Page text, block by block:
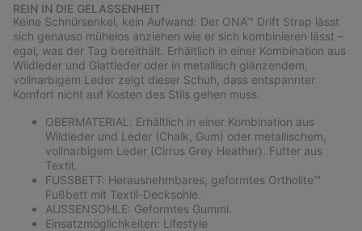
section
REIN IN DIE GELASSENHEIT
Keine Schnürsenkel, kein Aufwand: Der ONA™ Drift Strap lässt
sich genauso mühelos anziehen wie er sich kombinieren lässt –
egal, was der Tag bereithält. Erhältlich in einer Kombination aus
Wildleder und Glattleder oder in metallisch glänzendem,
vollnarbigem Leder zeigt dieser Schuh, dass entspannter
Komfort nicht auf Kosten des Stils gehen muss.
OBERMATERIAL: Erhältlich in einer Kombination aus
Wildleder und Leder (Chalk, Gum) oder metallischem,
vollnarbigem Leder (Cirrus Grey Heather). Futter aus
Textil.
FUSSBETT: Herausnehmbares, geformtes Ortholite™
Fußbett mit Textil-Decksohle.
AUSSENSOHLE: Geformtes Gummi.
Einsatzmöglichkeiten: Lifestyle